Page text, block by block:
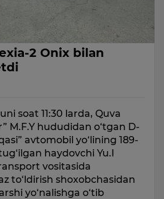
2 Onix bilan
soat 11:30 larda, Quva
M.F.Y hududidan o‘tgan D-
avtomobil yo‘lining 189-
haydovchi Yu.I
vositasida
to‘ldirish shoxobchasidan
yo‘nalishga o‘tib